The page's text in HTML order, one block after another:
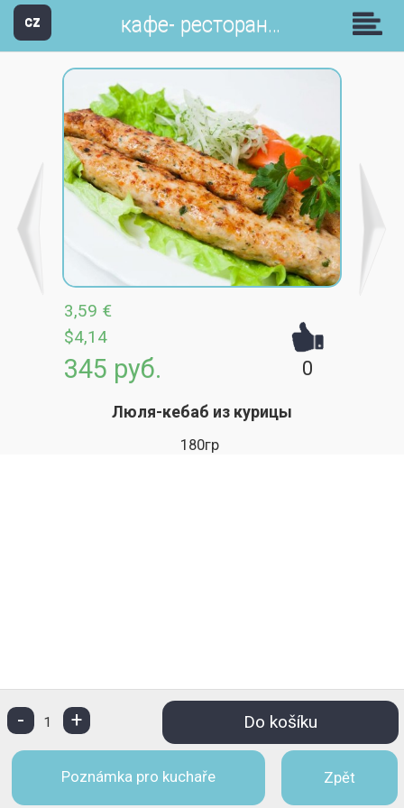
CZ кафе- ресторан Апшерон
3,59 €
345 руб.
$4,14
0
Люля-кебаб из курицы
180гр
- 1 + Do košíku
Poznámka pro kuchaře Zpět